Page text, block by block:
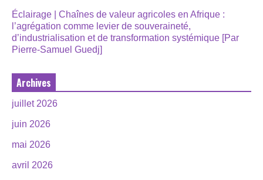
Éclairage | Chaînes de valeur agricoles en Afrique :
l’agrégation comme levier de souveraineté,
d’industrialisation et de transformation systémique [Par
Pierre-Samuel Guedj]
Archives
juillet 2026
juin 2026
mai 2026
avril 2026